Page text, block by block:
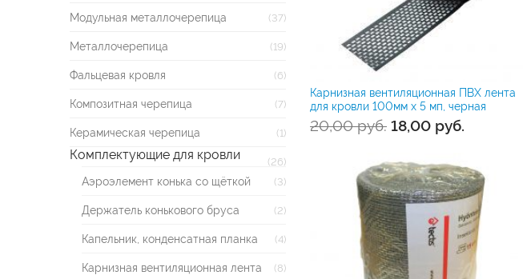
Карнизная вентиляционная ПВХ лента
для кровли 100мм x 5 мп, черная
20,00руб. 18,00 руб.
Модульная металлочерепица (37)
Металлочерепица (19)
Фальцевая кровля (6)
Композитная черепица (7)
Керамическая черепица (1)
Комплектующие для кровли (26)
Аэроэлемент конька со щёткой (3)
Держатель конькового бруса (2)
Капельник, конденсатная планка (4)
Карнизная вентиляционная лента (8)